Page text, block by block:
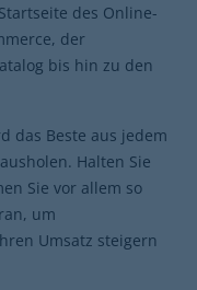
des Online-
der
bis hin zu den
das Beste aus jedem
Halten Sie
Sie vor allem so
um
Umsatz steigern